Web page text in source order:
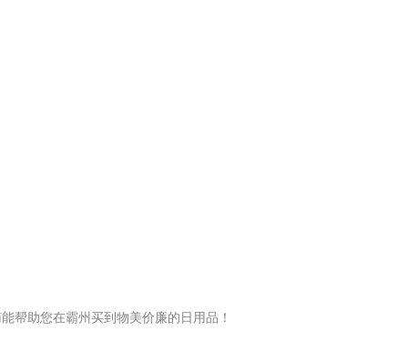
帮助您在霸州买到物美价廉的日用品！